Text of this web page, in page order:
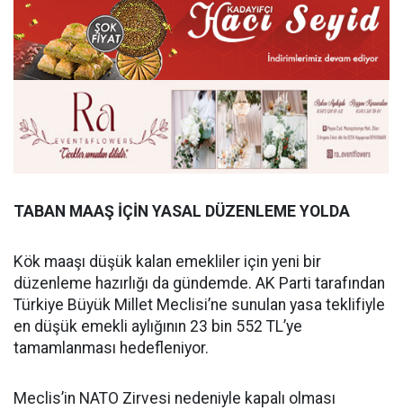
TABAN MAAŞ İÇİN YASAL DÜZENLEME YOLDA
Kök maaşı düşük kalan emekliler için yeni bir
düzenleme hazırlığı da gündemde. AK Parti tarafından
Türkiye Büyük Millet Meclisi’ne sunulan yasa teklifiyle
en düşük emekli aylığının 23 bin 552 TL’ye
tamamlanması hedefleniyor.
Meclis’in NATO Zirvesi nedeniyle kapalı olması